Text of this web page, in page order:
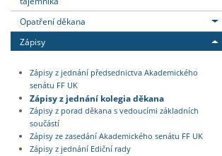
Opatření děkana
Zápisy
Zápisy z jednání předsednictva Akademického
senátu FF UK
Zápisy z jednání kolegia děkana
Zápisy z porad děkana s vedoucími základních
součástí
Zápisy ze zasedání Akademického senátu FF UK
Zápisy z jednání Ediční rady